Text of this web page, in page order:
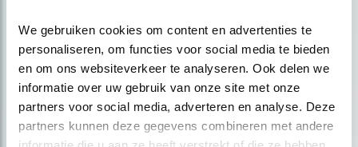
We gebruiken cookies om content en advertenties te
personaliseren, om functies voor social media te bieden
en om ons websiteverkeer te analyseren. Ook delen we
informatie over uw gebruik van onze site met onze
partners voor social media, adverteren en analyse. Deze
partners kunnen deze gegevens combineren met andere
informatie die u aan ze heeft verstrekt of die ze hebben